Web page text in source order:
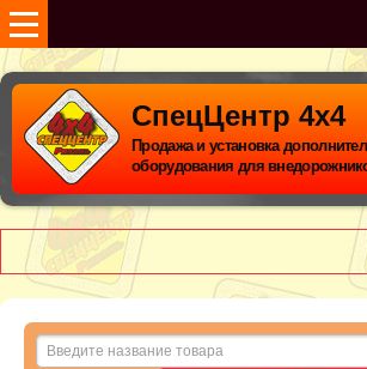
СпецЦентр 4х4
Продажа и установка
оборудования для